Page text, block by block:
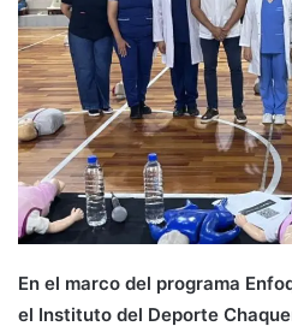
En el marco del programa
el Instituto del Deporte